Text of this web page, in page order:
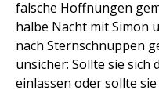
falsche Hoffnungen
halbe Nacht mit Simon
nach Sternschnuppen
unsicher: Sollte sie sich
einlassen oder sollte